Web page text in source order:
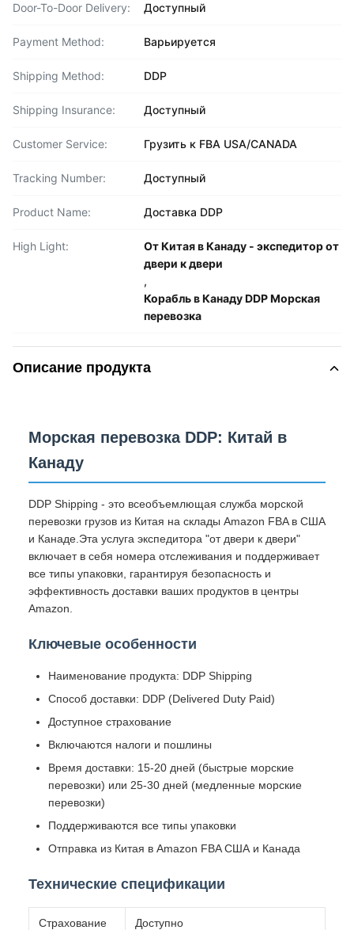
Door-To-Door Delivery: Доступный
Payment Method: Варьируется
Shipping Method: DDP
Shipping Insurance: Доступный
Customer Service: Грузить к FBA USA/CANADA
Tracking Number: Доступный
Product Name: Доставка DDP
High Light:
От Китая в Канаду - экспедитор от
двери к двери
,
Корабль в Канаду DDP Морская
перевозка
Описание продукта
Морская перевозка DDP: Китай в
Канаду
DDP Shipping - это всеобъемлющая служба морской
перевозки грузов из Китая на склады Amazon FBA в США
и Канаде.Эта услуга экспедитора "от двери к двери"
включает в себя номера отслеживания и поддерживает
все типы упаковки, гарантируя безопасность и
эффективность доставки ваших продуктов в центры
Amazon.
Ключевые особенности
Наименование продукта: DDP Shipping
Способ доставки: DDP (Delivered Duty Paid)
Доступное страхование
Включаются налоги и пошлины
Время доставки: 15-20 дней (быстрые морские
перевозки) или 25-30 дней (медленные морские
перевозки)
Поддерживаются все типы упаковки
Отправка из Китая в Amazon FBA США и Канада
Технические спецификации
Страхование Доступно